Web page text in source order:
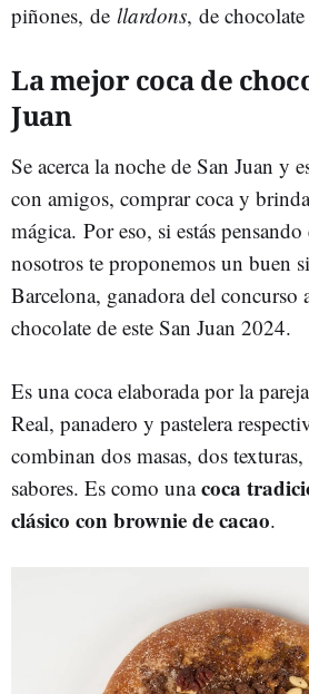
piñones, de llardons, de
La mejor coca de
Juan
Se acerca la noche de San Juan y
con amigos, comprar coca y
mágica. Por eso, si estás
nosotros te proponemos un buen
Barcelona, ganadora del concurso
chocolate de este San Juan 2024.
Es una coca elaborada por la
Real, panadero y pastelera
combinan dos masas, dos
sabores. Es como unacoca
clásico con brownie de cacao.